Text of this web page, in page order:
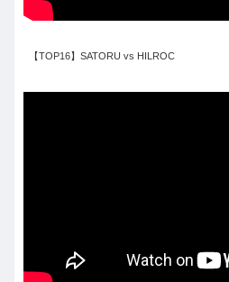
【TOP16】SATORU vs HILROC